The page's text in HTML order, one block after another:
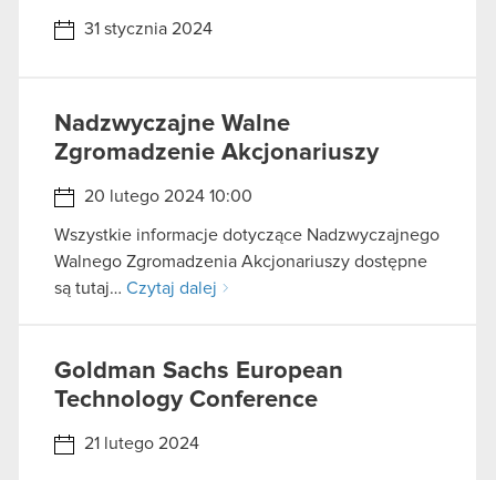
31 stycznia 2024
Nadzwyczajne Walne
Zgromadzenie Akcjonariuszy
20 lutego 2024 10:00
Wszystkie informacje dotyczące Nadzwyczajnego
Walnego Zgromadzenia Akcjonariuszy dostępne
są tutaj… Czytaj dalej
Goldman Sachs European
Technology Conference
21 lutego 2024